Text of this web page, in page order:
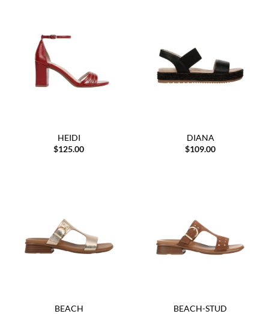
HEIDI
$125.00
DIANA
$109.00
BEACH
BEACH-STUD